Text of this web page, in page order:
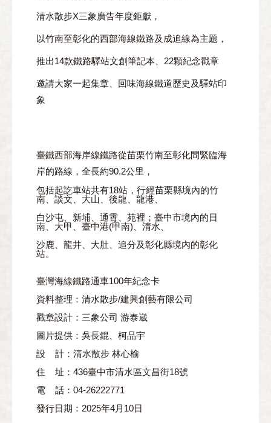
清水散步X三象廣告年度鉅獻，
以竹南至彰化的西部海線鐵路及成追線為主題，
推出14款鐵路驛站文創筆記本、22顆紀念戳章
邀請大家一起集章、回味海線鐵道歷史及驛站印
象
臺鐵西部海岸線鐵路從苗栗竹南至彰化間緊臨海
岸的路線，全長約90.2公里，
包括起訖車站共有18站，行經苗栗縣境內的竹
南、談文、大山、後龍、龍港、
白沙屯、新埔、通霄、苑裡；臺中市境內的日
南、大甲、臺中港(甲南)、清水、
沙鹿、龍井、大肚、追分及彰化縣境內的彰化
站。
臺灣海線鐵路通車100年紀念卡
資料整理：清水散步/建興創藝有限公司
戳章設計：三象公司 游泰崴
圖片提供：吳長錕、柯品宇
設 計：清水散步 林心榆
住 址：436臺中市清水區文昌街18號
電 話：04-26222771
發行日期：2025年4月10日